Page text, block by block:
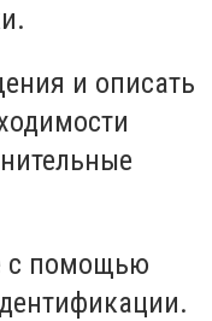
и описать
с помощью